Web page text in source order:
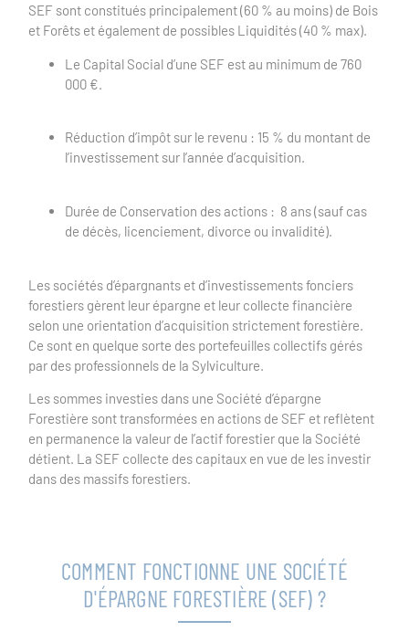
SEF sont constitués principalement (60 % au moins) de Bois
et Forêts et également de possibles Liquidités (40 % max).
Le Capital Social d’une SEF est au minimum de 760
000 €.
Réduction d’impôt sur le revenu : 15 % du montant de
l’investissement sur l’année d’acquisition.
Durée de Conservation des actions : 8 ans (sauf cas
de décès, licenciement, divorce ou invalidité).
Les sociétés d’épargnants et d’investissements fonciers
forestiers gèrent leur épargne et leur collecte financière
selon une orientation d’acquisition strictement forestière.
Ce sont en quelque sorte des portefeuilles collectifs gérés
par des professionnels de la Sylviculture.
Les sommes investies dans une Société d’épargne
Forestière sont transformées en actions de SEF et reflètent
en permanence la valeur de l’actif forestier que la Société
détient. La SEF collecte des capitaux en vue de les investir
dans des massifs forestiers.
COMMENT FONCTIONNE UNE SOCIÉTÉ
D'ÉPARGNE FORESTIÈRE (SEF) ?